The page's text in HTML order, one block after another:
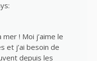
! Moi j’aime le
et j’ai besoin de
depuis les